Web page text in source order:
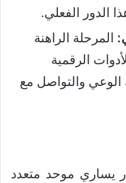
الدور الفعلي.
المرحلة الراهنة
الرقمية
الوعي والتواصل مع
يساري موحد متعدد